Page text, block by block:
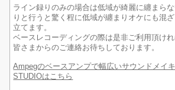
ライン録りのみの場合は低域が綺麗に纏まら
りと行うと驚く程に低域が纏まりオケにも混
立てます。
ベースレコーディングの際は是非ご利用頂けれ
皆さまからのご連絡お待ちしております。
Ampegのベースアンプで幅広いサウンドメイ
STUDIOはこちら